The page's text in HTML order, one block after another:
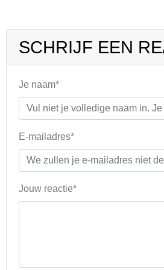
SCHRIJF EEN
Je naam*
E-mailadres*
Jouw reactie*